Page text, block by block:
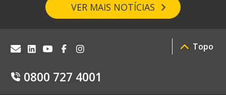
VER MAIS NOTÍCIAS
0800 727 4001
Topo